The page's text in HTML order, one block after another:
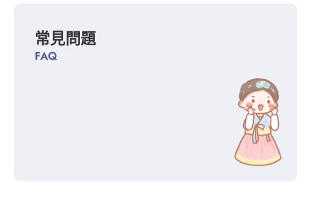
常見問題
FAQ